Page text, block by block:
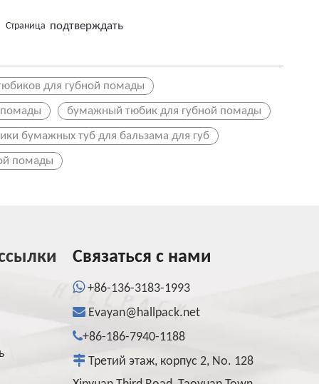
для палочек,
с эффектом пуш-
Страница подтверждать
для губной помады
бумажный тюбик для губной помады
бумажных туб для бальзама для губ
помады
Связаться с нами
 +86-136-3183-1993
 Evayan@hallpack.net
+86-186-7940-1188
Третий этаж, корпус 2, No. 128